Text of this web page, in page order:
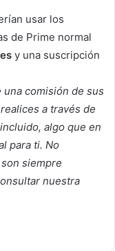
usar los
de Prime normal
y una suscripción
comisión de sus
a través de
algo que en
para ti. No
siempre
nuestra